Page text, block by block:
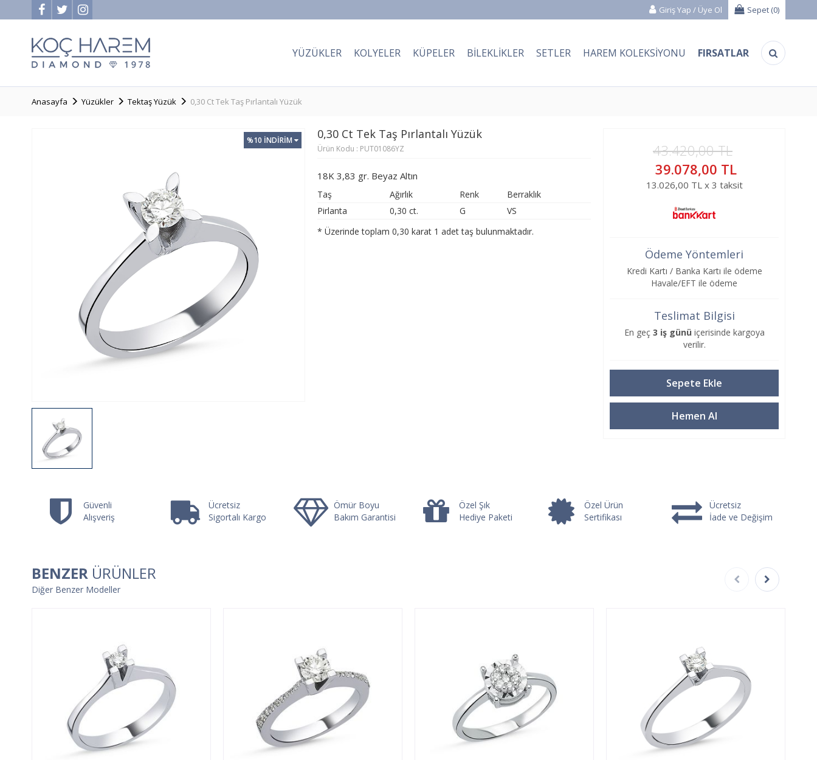
Giriş Yap / Üye Ol Sepet (0)
YÜZÜKLER KOLYELER KÜPELER BILEKLIKLER SETLER HAREM KOLEKSIYONU FIRSATLAR
Anasayfa Yüzükler Tektaş Yüzük 0,30 Ct Tek Taş Pırlantalı Yüzük
%10 İNDİRİM 0,30 Ct Tek Taş Pırlantalı Yüzük
Ürün Kodu : PUT01086YZ
18K 3,83 gr. Beyaz Altın
Taş Ağırlık Renk
Berraklık
Pirlanta
0,30 ct. G
VS
* Üzerinde toplam 0,30 karat 1 adet taş bulunmaktadır.
43.420,00 TL
39.078,00 TL
13.026,00 TL x 3 taksit
Ödeme Yöntemleri
Kredi Kartı / Banka Kartı ile ödeme
Havale/EFT ile ödeme
Teslimat Bilgisi
En geç 3 iş günü içerisinde kargoya
verilir.
Güvenli
Alışveriş
Ücretsiz
Sigortalı Kargo
Ömür Boyu
Bakım Garantisi
Özel Şık
Hediye Paketi
Özel Ürün
Sertifikası
Ücretsiz
İade ve Değişim
BENZER ÜRÜNLER
Diğer Benzer Modeller